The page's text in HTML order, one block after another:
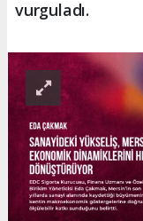
vurguladı.